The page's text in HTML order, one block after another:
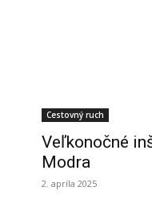
Cestovný ruch
Veľkonočné
Modra
2. apríla 2025